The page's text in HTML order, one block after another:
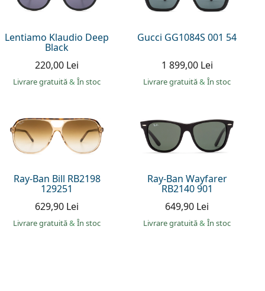
Lentiamo Klaudio Deep
Black
220,00 Lei
Livrare gratuită& În stoc
Gucci GG1084S 001 54
1 899,00 Lei
Livrare gratuită& În stoc
Ray-Ban Bill RB2198
129251
629,90 Lei
Livrare gratuită& În stoc
Ray-Ban Wayfarer
RB2140 901
649,90 Lei
Livrare gratuită& În stoc